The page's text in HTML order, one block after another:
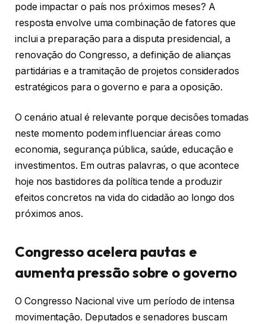
pode impactar o país nos próximos meses? A
resposta envolve uma combinação de fatores que
inclui a preparação para a disputa presidencial, a
renovação do Congresso, a definição de alianças
partidárias e a tramitação de projetos considerados
estratégicos para o governo e para a oposição.
O cenário atual é relevante porque decisões tomadas
neste momento podem influenciar áreas como
economia, segurança pública, saúde, educação e
investimentos. Em outras palavras, o que acontece
hoje nos bastidores da política tende a produzir
efeitos concretos na vida do cidadão ao longo dos
próximos anos.
Congresso acelera pautas e
aumenta pressão sobre o governo
O Congresso Nacional vive um período de intensa
movimentação. Deputados e senadores buscam